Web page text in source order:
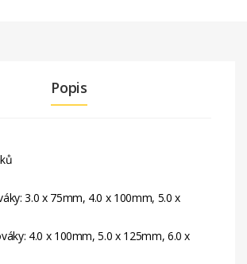
Popis
3.0 x 75mm, 4.0 x 100mm, 5.0 x
4.0 x 100mm, 5.0 x 125mm, 6.0 x